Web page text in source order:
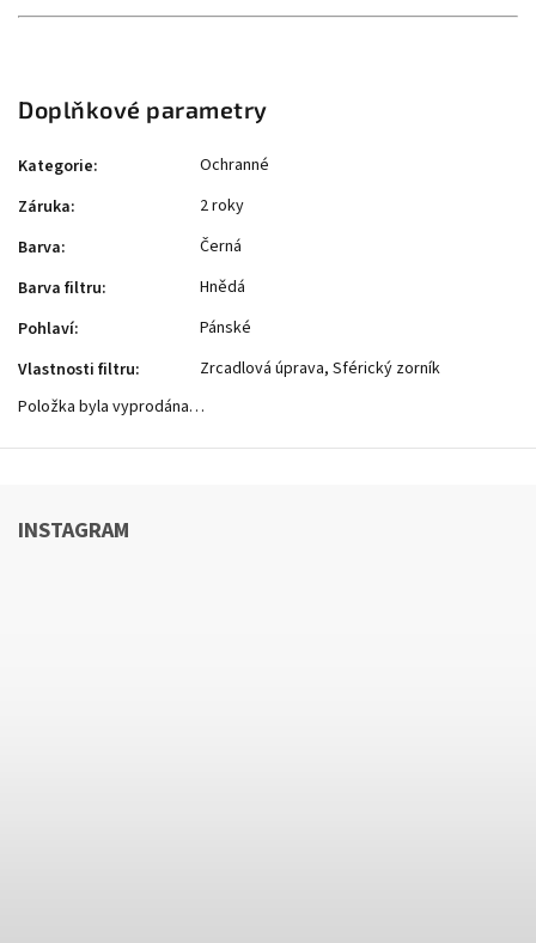
Doplňkové parametry
Kategorie:
Ochranné
Záruka:
2 roky
Barva:
Černá
Barva filtru:
Hnědá
Pohlaví:
Pánské
Vlastnosti filtru:
Zrcadlová úprava, Sférický zorník
Položka byla vyprodána…
INSTAGRAM